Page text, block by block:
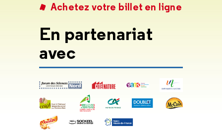
Achetez votre billet en ligne
En partenariat
avec